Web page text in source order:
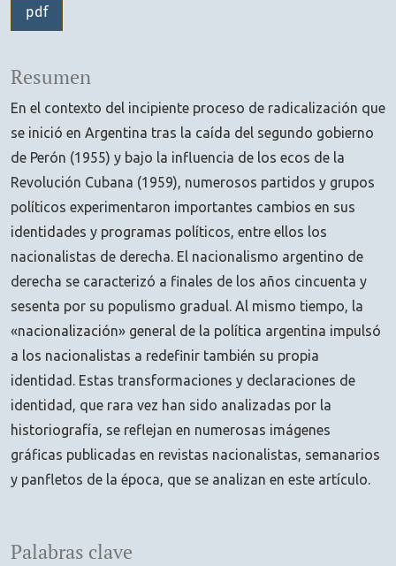
pdf
Palabras clave
Resumen
En el contexto del incipiente proceso de radicalización que
se inició en Argentina tras la caída del segundo gobierno
de Perón (1955) y bajo la influencia de los ecos de la
Revolución Cubana (1959), numerosos partidos y grupos
políticos experimentaron importantes cambios en sus
identidades y programas políticos, entre ellos los
nacionalistas de derecha. El nacionalismo argentino de
derecha se caracterizó a finales de los años cincuenta y
sesenta por su populismo gradual. Al mismo tiempo, la
«nacionalización» general de la política argentina impulsó
a los nacionalistas a redefinir también su propia
identidad. Estas transformaciones y declaraciones de
identidad, que rara vez han sido analizadas por la
historiografía, se reflejan en numerosas imágenes
gráficas publicadas en revistas nacionalistas, semanarios
y panfletos de la época, que se analizan en este artículo.